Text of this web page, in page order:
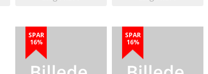
SPAR
16%
SPAR
16%